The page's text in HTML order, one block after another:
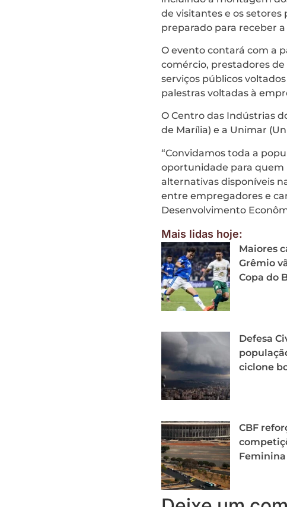
de visitantes e os
preparado para receber
O evento contará com a
comércio, prestadores
serviços públicos
palestras voltadas à
O Centro das Indústrias
de Marília) e a Unimar
“Convidamos toda a
oportunidade para quem
alternativas disponíveis
entre empregadores e
Desenvolvimento
Mais lidas hoje:
Maiores
Grêmio
Copa do
Defesa
ciclone
CBF
Feminina